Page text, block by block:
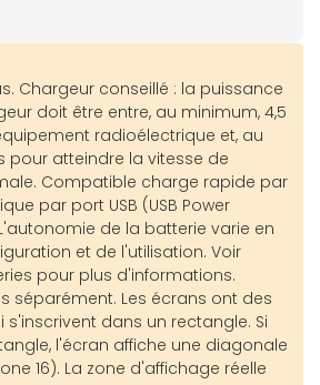
Chargeur conseillé : la puissance
doit être entre, au minimum, 4,5
radioélectrique et, au
pour atteindre la vitesse de
Compatible charge rapide par
par port USB (USB Power
L'autonomie de la batterie varie en
et de l'utilisation. Voir
pour plus d'informations.
séparément. Les écrans ont des
dans un rectangle. Si
l'écran affiche une diagonale
16). La zone d'affichage réelle